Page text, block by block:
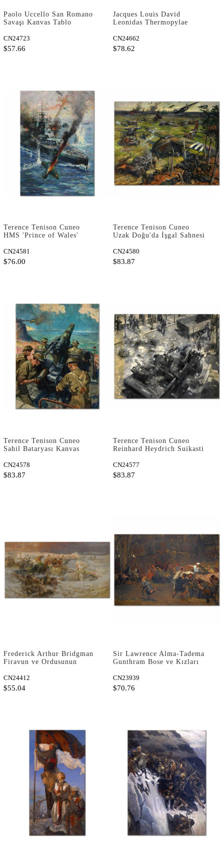
Paolo Uccello San Romano
Savaşı Kanvas Tablo
CN24723
$57.66
Jacques Louis David
Leonidas Thermopylae
CN24662
$78.62
Terence Tenison Cuneo
HMS 'Prince of Wales'
Altında Kanvas Tablo
CN24581
$76.00
Terence Tenison Cuneo
Uzak Doğu'da İşgal Sahnesi
CN24580
$83.87
Terence Tenison Cuneo
Sahil Bataryası Kanvas
CN24578
$83.87
Terence Tenison Cuneo
Reinhard Heydrich Suikasti
CN24577
$83.87
Frederick Arthur Bridgman
Firavun ve Ordusunun
Kanvas Tablo
CN24412
$55.04
Sir Lawrence Alma-Tadema
Gunthram Bose ve Kızları
CN23939
$70.76